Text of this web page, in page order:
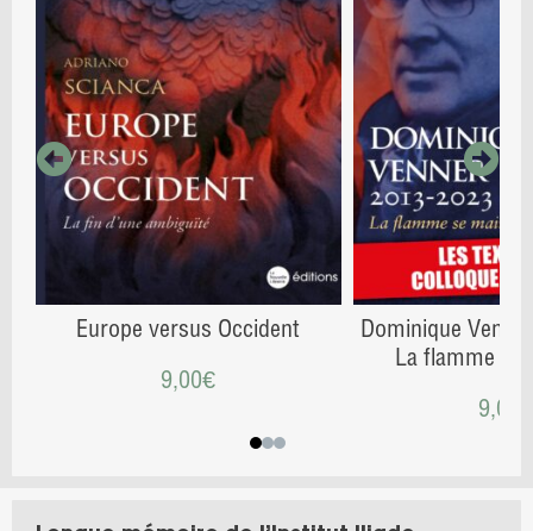
Europe versus Occident
9,00€
Dominique
La flamme se
9,00